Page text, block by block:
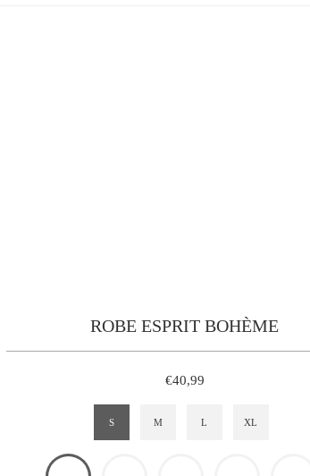
ROBE ESPRIT BOHÈME
€40,99
S M L XL